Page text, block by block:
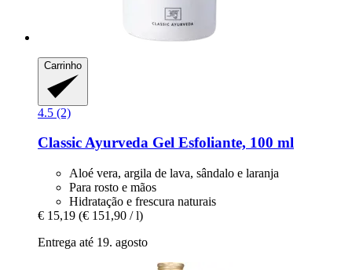
Carrinho
4.5 (2)
Classic Ayurveda Gel Esfoliante, 100 ml
Aloé vera, argila de lava, sândalo e laranja
Para rosto e mãos
Hidratação e frescura naturais
€ 15,19 (€ 151,90 / l)
Entrega até 19. agosto